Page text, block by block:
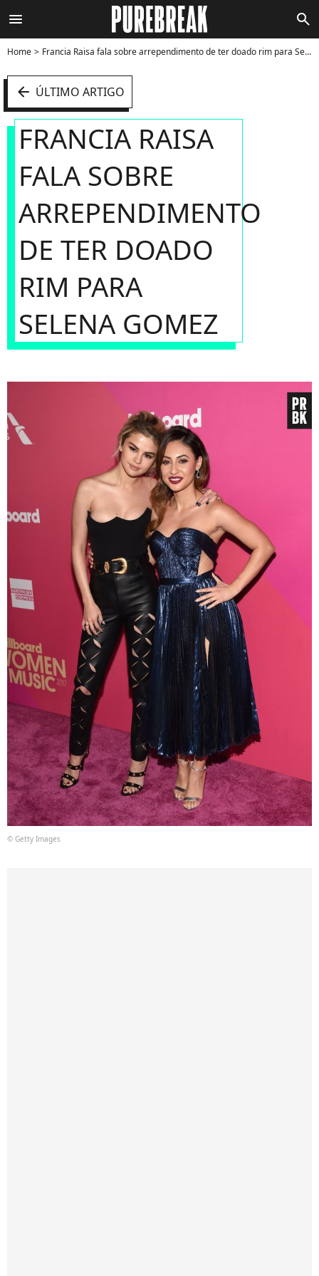
menu search
Home Francia Raisa fala sobre arrependimento de ter doado rim para Selena Gomez - Foto
arrow_left ÚLTIMO ARTIGO
FRANCIA RAISA
FALA SOBRE
ARREPENDIMENTO
DE TER DOADO
RIM PARA
SELENA GOMEZ
© Getty Images